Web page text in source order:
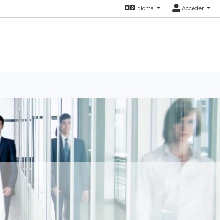
Idioma Acceder